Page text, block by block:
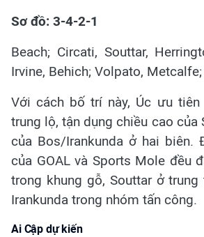
Sơ đồ: 3-4-2-1
Beach; Circati, Souttar,
Irvine, Behich; Volpato,
Với cách bố trí này, Úc ưu
trung lộ, tận dụng chiều cao của
của Bos/Irankunda ở hai biên.
của GOAL và Sports Mole đều
trong khung gỗ, Souttar ở
Irankunda trong nhóm tấn công.
Ai Cập dự kiến